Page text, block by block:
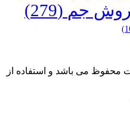
جم (279)
محفوظ می باشد و استفاده از